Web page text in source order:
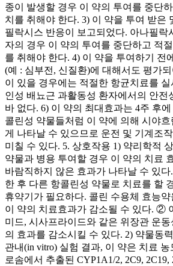
종이 발생할 경우 이 약의 투여를 중단
치를 취해야 한다. 3) 이 약을 투여 받은
필락시스 반응이 보고되었다. 아나필락
자의 경우 이 약의 투여를 중단하고 적
를 취해야 한다. 4) 이 약을 투여하기 전
(예 : 심부전, 신질환)에 대해서도 평가
이 있을 경우에는 적절한 항균치료를 실
인성 배뇨근 과활동성 환자에서의 안전
바 없다. 6) 이 약의 최대효과는 4주 후
콜린성 약물들처럼 이 약에 의해 시야
게 나타날 수 있으므로 운전 및 기계조
미칠 수 있다. 5. 상호작용 1) 약리학적
약물과 병용 투여할 경우 이 약의 치료
바람직하지 않은 효과가 나타날 수 있
한 후 다른 항콜린성 약물로 치료를 할
휴약기가 필요하다. 콜린 수용체 효능
이 약의 치료효과가 감소될 수 있다. ②
미드, 시사프라이드와 같은 위장관 운
의 효과를 감소시킬 수 있다. 2) 약물동
관내(in vitro) 실험 결과, 이 약은 치료
로솜에서 추출된 CYP1A1/2, 2C9, 2C19,